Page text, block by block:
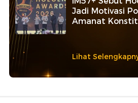
Jadi Motivasi
Amanat
Lihat